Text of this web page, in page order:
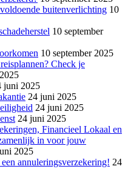
buitenverlichting 10
10 september
10 september 2025
Check je
juni 2025
24 juni 2025
24 juni 2025
24 juni 2025
Financieel Lokaal en
in voor jouw
2025
annuleringsverzekering! 24